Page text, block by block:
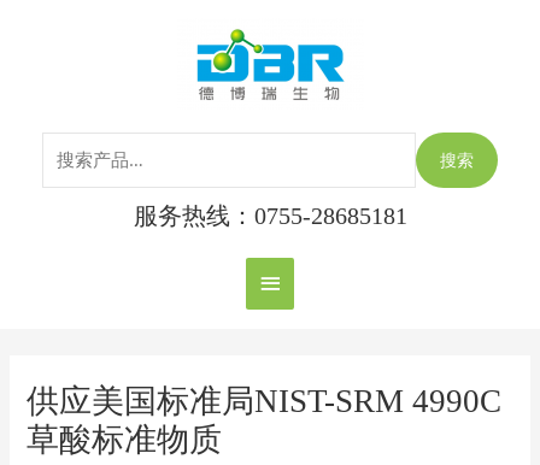
主
菜
单
搜索
服务热线：0755-28685181
供应美国标准局NIST-SRM 4990C
草酸标准物质